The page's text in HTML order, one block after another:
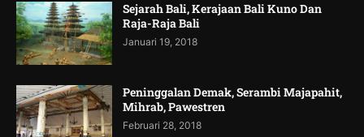
Sejarah Bali, Kerajaan Bali Kuno Dan
Raja-Raja Bali
Januari 19, 2018
Peninggalan Demak, Serambi Majapahit,
Mihrab, Pawestren
Februari 28, 2018